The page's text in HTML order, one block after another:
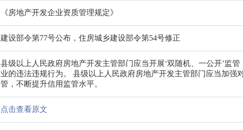
《房地产开发企业资质管理规定》
建设部令第77号公布，住房城乡建设部令第54号修正
县级以上人民政府房地产开发主管部门应当开展‘双随机、一公开’监
业的违法违规行为。 县级以上人民政府房地产开发主管部门应当加强
管，不断提升信用监管水平。
点击查看原文